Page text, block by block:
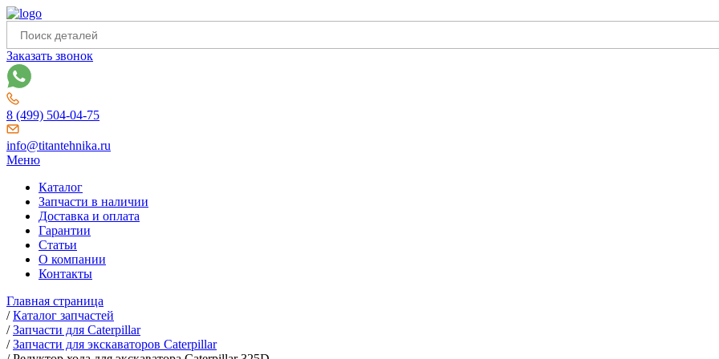
Заказать звонок
8 (499) 504-04-75
info@titantehnika.ru
Меню
Каталог
Запчасти в наличии
Доставка и оплата
Гарантии
Статьи
О компании
Контакты
Главная страница
/Каталог запчастей
/Запчасти для Caterpillar
/Запчасти для экскаваторов Caterpillar